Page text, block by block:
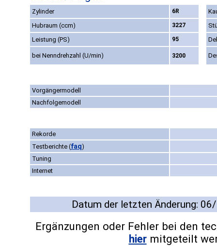
Zylinder 6R
Hubraum (ccm)
3227
Leistung (PS)
95
bei Nenndrehzahl (U/min) 3200
Vorgängermodell
Nachfolgemodell
Rekorde
Testberichte (faq)
Tuning
Internet
Datum der letzten Änderung:
Ergänzungen oder Fehler bei den
hiermitgeteilt